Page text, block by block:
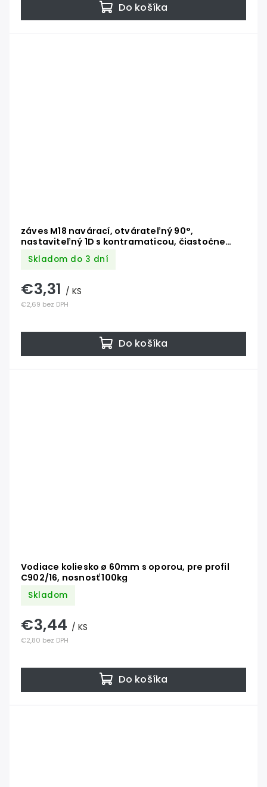
Do košíka
záves M18 navárací, otvárateľný 90°,
nastaviteľný 1D s kontramaticou, čiastočne
Skladom do 3 dní
€2,69 bez DPH
€3,31 / KS
Do košíka
Vodiace koliesko ø 60mm s oporou, pre profil
C902/16, nosnosť 100kg
Skladom
€2,80 bez DPH
€3,44 / KS
Do košíka